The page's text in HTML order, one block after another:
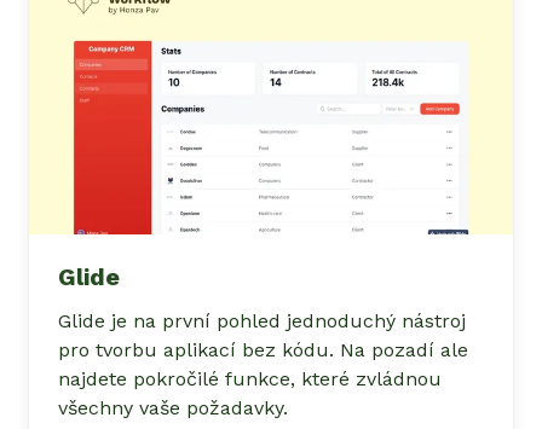
Glide
Glide je na první pohled jednoduchý nástroj
pro tvorbu aplikací bez kódu. Na pozadí ale
najdete pokročilé funkce, které zvládnou
všechny vaše požadavky.